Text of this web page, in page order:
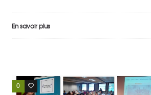
En savoir plus
0 0